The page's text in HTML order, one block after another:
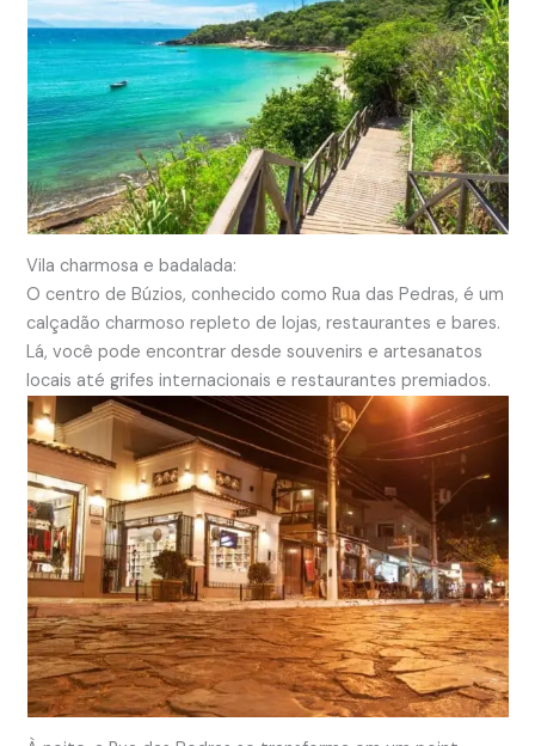
Vila charmosa e badalada:
O centro de Búzios, conhecido como Rua das Pedras, é um
calçadão charmoso repleto de lojas, restaurantes e bares.
Lá, você pode encontrar desde souvenirs e artesanatos
locais até grifes internacionais e restaurantes premiados.